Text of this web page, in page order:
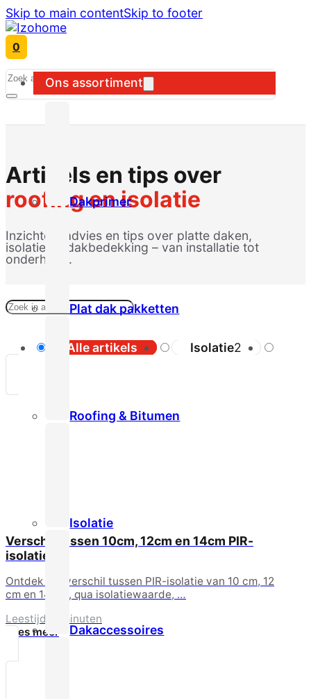
Skip to main contentSkip to footer
0
Ons assortiment
Dakprimer
Plat dak pakketten
Roofing & Bitumen
Isolatie
Dakaccessoires
Search
Artikels en tips over
roofing en isolatie
Inzichten, advies en tips over platte daken,
isolatie en dakbedekking – van installatie tot
onderhoud.
Alle artikels Isolatie2
Verschil tussen 10cm, 12cm en 14cm PIR-
isolatie
Ontdek het verschil tussen PIR-isolatie van 10 cm, 12
cm en 14 cm, qua isolatiewaarde, …
Leestijd: 2 minuten
Lees meer